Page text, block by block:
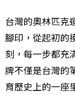
台灣的奧林匹克
腳印，從起初的
刻，每一步都充
牌不僅是台灣的
育歷史上的一座